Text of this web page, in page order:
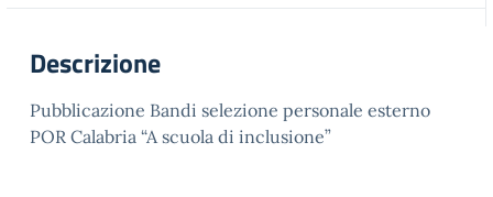
Descrizione
Pubblicazione Bandi selezione personale esterno
POR Calabria “A scuola di inclusione”